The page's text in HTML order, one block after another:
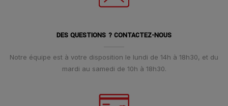
DES QUESTIONS ? CONTACTEZ-NOUS
Notre équipe est à votre disposition le lundi de 14h à 18h30, et du
mardi au samedi de 10h à 18h30.